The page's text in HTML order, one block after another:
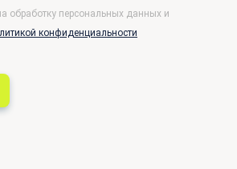
обработку персональных данных и
конфиденциальности